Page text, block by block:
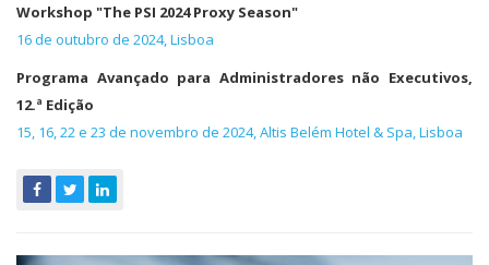
Workshop "The PSI 2024 Proxy Season"
16 de outubro de 2024, Lisboa
Programa Avançado para Administradores não Executivos,
12.ª Edição
15, 16, 22 e 23 de novembro de 2024, Altis Belém Hotel & Spa, Lisboa